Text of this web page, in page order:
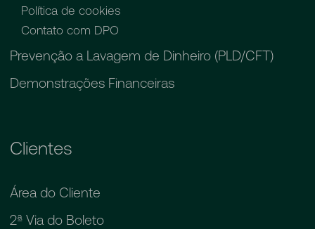
Política de cookies
Contato com DPO
Prevenção a Lavagem de Dinheiro (PLD/CFT)
Demonstrações Financeiras
Clientes
Área do Cliente
2ª Via do Boleto